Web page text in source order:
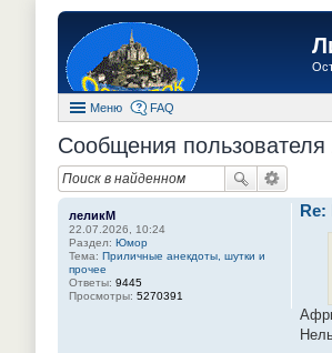
Меню FAQ
Сообщения
леликМ
22.07.2026, 10:24
Раздел: Юмор
Тема: Приличные анекдоты, шутки и
прочее
Ответы: 9445
Просмотры: 5270391